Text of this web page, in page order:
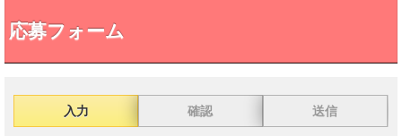
応募フォーム
入力 確認 送信